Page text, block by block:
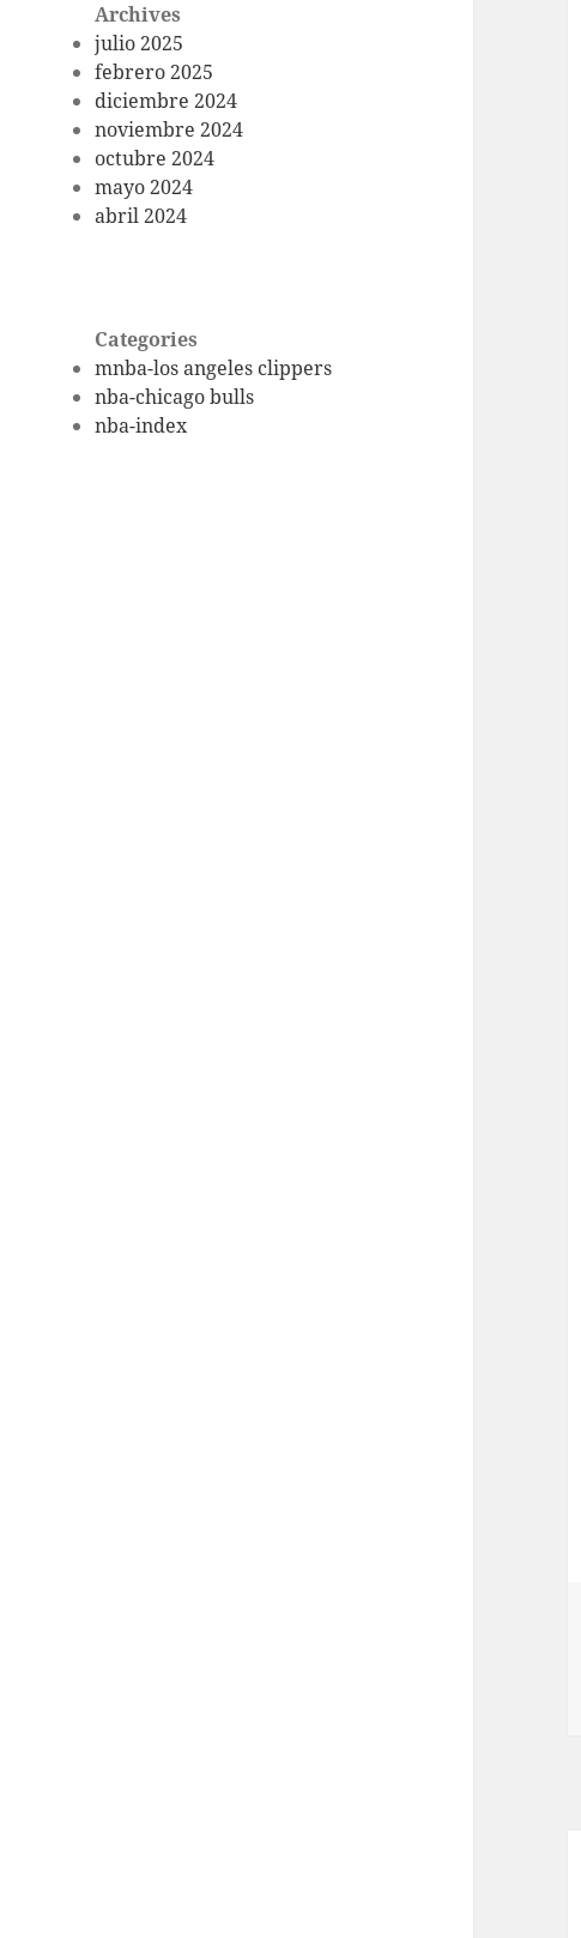
Archives
julio 2025
febrero 2025
diciembre 2024
noviembre 2024
octubre 2024
mayo 2024
abril 2024
Categories
mnba-los angeles clippers
nba-chicago bulls
nba-index